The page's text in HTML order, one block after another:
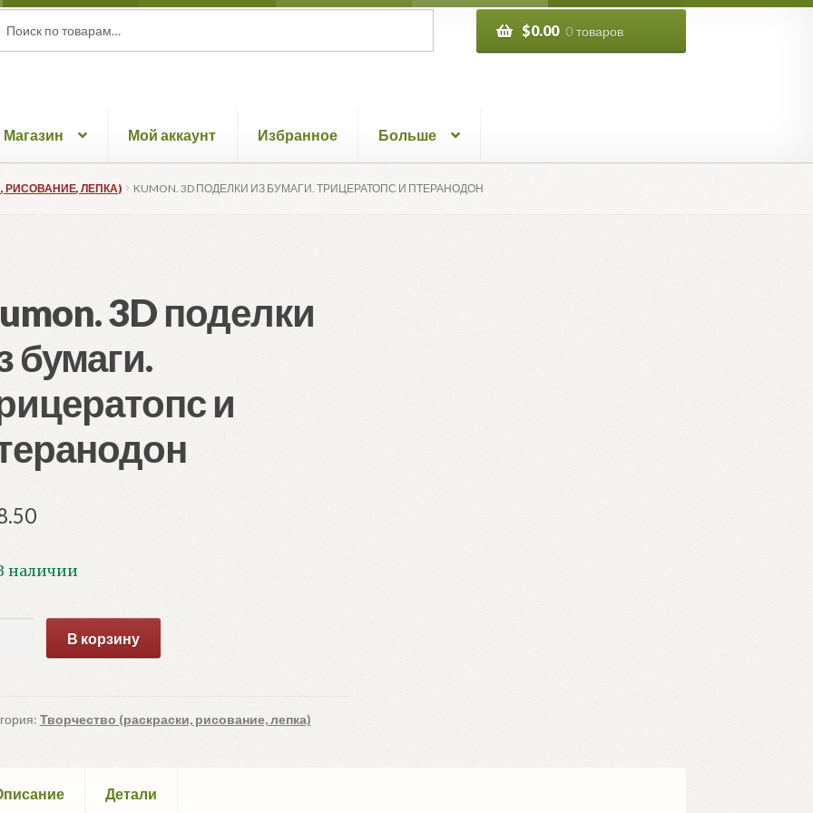
$0.00 0 товаров
Магазин Мой аккаунт Избранное Больше
РИСОВАНИЕ, ЛЕПКА) KUMON. 3D ПОДЕЛКИ ИЗ БУМАГИ. ТРИЦЕРАТОПС И ПТЕРАНОДОН
3D поделки
бумаги.
и
наличии
В корзину
Творчество (раскраски, рисование, лепка)
Детали